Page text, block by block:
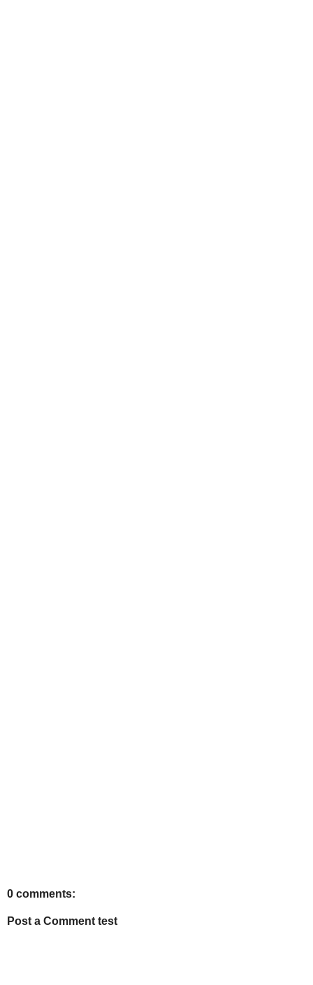
0 comments:
Post a Comment test